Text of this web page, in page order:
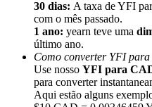
30 dias: A taxa de YFI
com o mês passado.
1 ano: yearn teve uma
último ano.
Como converter YFI
Use nosso YFI para
para converter
Aqui estão alguns